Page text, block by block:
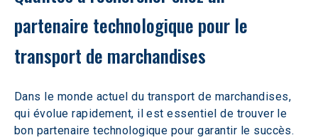
partenaire technologique pour le
transport de marchandises
Dans le monde actuel du transport de marchandises,
qui évolue rapidement, il est essentiel de trouver le
bon partenaire technologique pour garantir le succès.